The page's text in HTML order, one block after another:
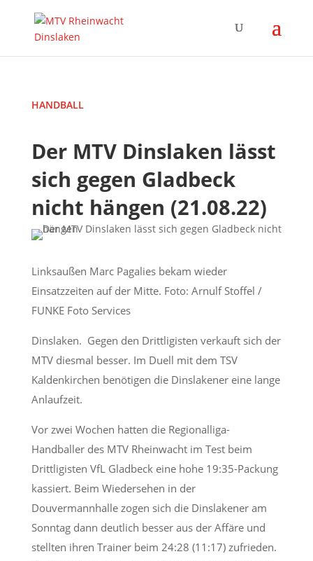
HANDBALL
Der MTV Dinslaken lässt
sich gegen Gladbeck
nicht hängen (21.08.22)
Linksaußen Marc Pagalies bekam wieder
Einsatzzeiten auf der Mitte. Foto: Arnulf Stoffel /
FUNKE Foto Services
Dinslaken. Gegen den Drittligisten verkauft sich der
MTV diesmal besser. Im Duell mit dem TSV
Kaldenkirchen benötigen die Dinslakener eine lange
Anlaufzeit.
Vor zwei Wochen hatten die Regionalliga-
Handballer des MTV Rheinwacht im Test beim
Drittligisten VfL Gladbeck eine hohe 19:35-Packung
kassiert. Beim Wiedersehen in der
Douvermannhalle zogen sich die Dinslakener am
Sonntag dann deutlich besser aus der Affäre und
stellten ihren Trainer beim 24:28 (11:17) zufrieden.